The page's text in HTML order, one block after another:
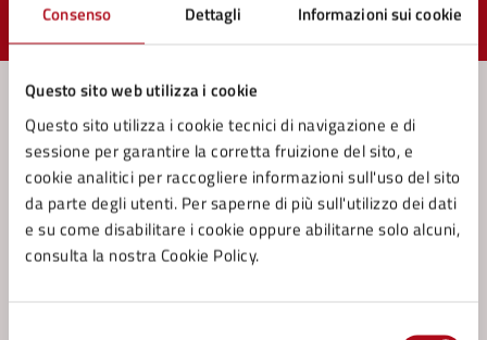
Consenso Dettagli Informazioni sui cookie
Questo sito web utilizza i cookie
Questo sito utilizza i cookie tecnici di navigazione e di
sessione per garantire la corretta fruizione del sito, e
cookie analitici per raccogliere informazioni sull'uso del sito
da parte degli utenti. Per saperne di più sull'utilizzo dei dati
e su come disabilitare i cookie oppure abilitarne solo alcuni,
consulta la nostra Cookie Policy.
Valuta 5 stelle su 5
Valuta 4 stelle su 5
Valuta 3 stelle su 5
Valuta 2 stelle su 5
Valuta 1 stelle su 5
Contatta il comune
Leggi le domande frequenti
Richiedi assistenza